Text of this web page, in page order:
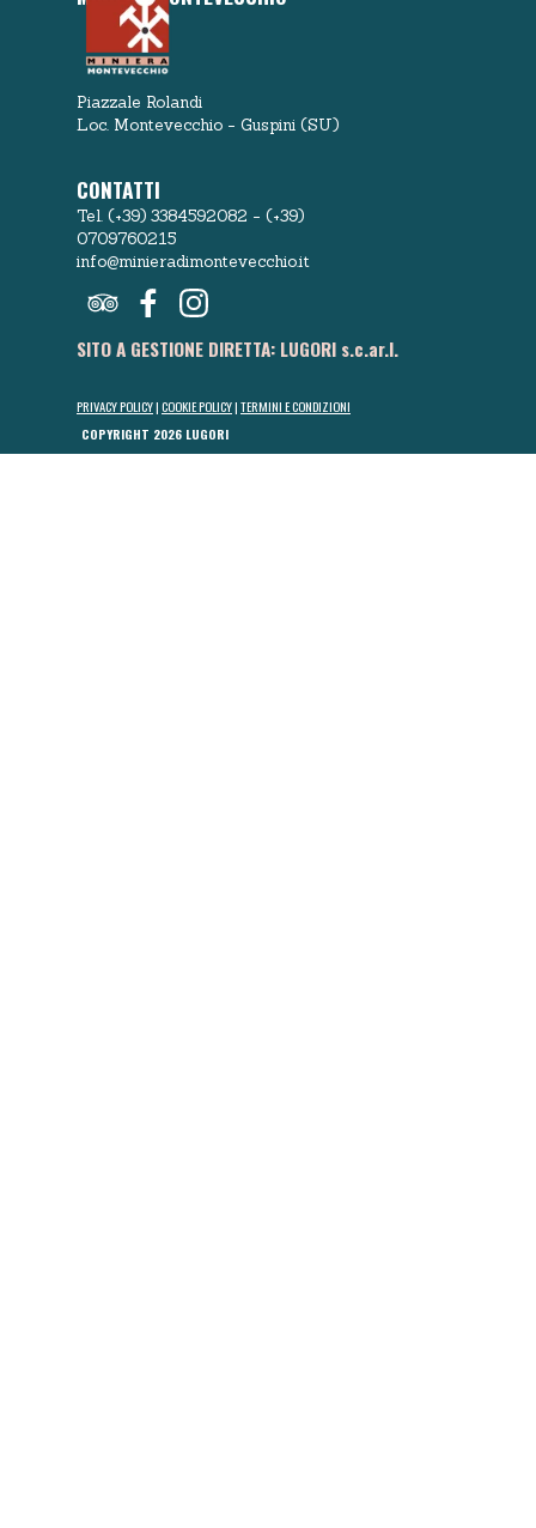
CONTATTI
Piazzale Rolandi
Loc. Montevecchio - Guspini (SU)
Tel. (+39) 3384592082 - (+39)
0709760215
info@minieradimontevecchio.it
PRIVACY POLICY|COOKIE POLICY|TERMINI E CONDIZIONI
COPYRIGHT 2026 LUGORI
SITO A GESTIONE DIRETTA: LUGORI s.c.ar.l.